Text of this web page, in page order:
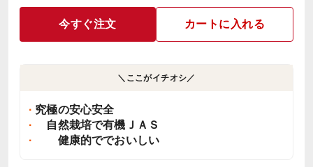
今すぐ注文 カートに入れる
＼ここがイチオシ／
究極の安心安全
自然栽培で有機ＪＡＳ
健康的ででおいしい